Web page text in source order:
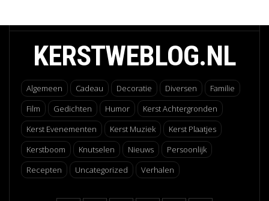
KERSTWEBLOG.NL
Algemeen Cadeau Decoratie Diversen
Familie
Film
Gedichten Humor
Kerst Achtergronden
Kerst Evenementen
Kerst Muziek
Kerst Plaatjes
Kerstboom
Knutselen Nieuws
Persoonlijk
Recepten
Uncategorized Verhalen